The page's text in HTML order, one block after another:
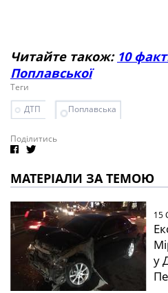
Читайте також: 10
Поплавської
Теги
ДТП
Поплавська
Поділитись
МАТЕРІАЛИ ЗА ТЕМОЮ
15
у